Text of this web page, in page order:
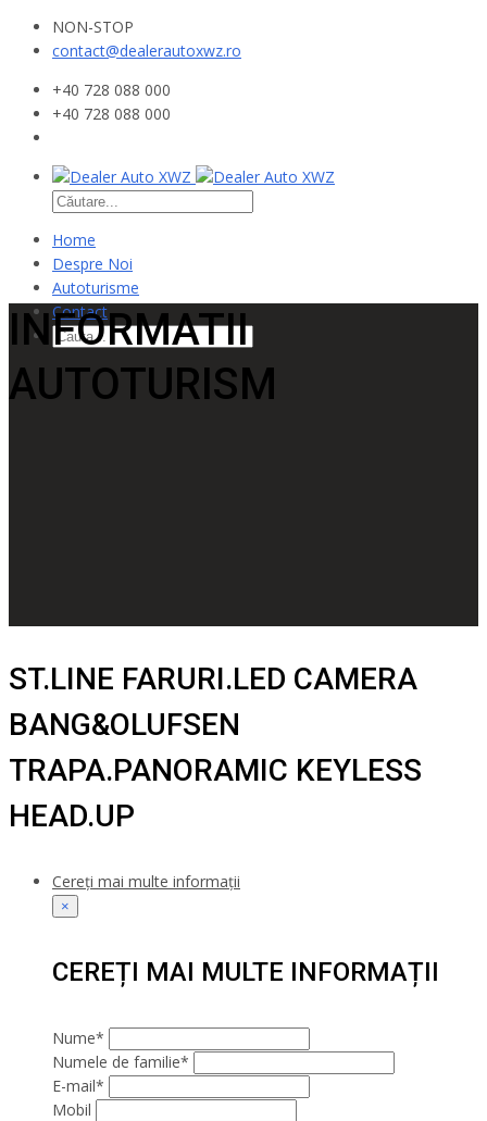
NON-STOP
contact@dealerautoxwz.ro
+40 728 088 000
+40 728 088 000
Home
Despre Noi
Autoturisme
Contact
INFORMATII
AUTOTURISM
ST.LINE FARURI.LED CAMERA
BANG&OLUFSEN
TRAPA.PANORAMIC KEYLESS
HEAD.UP
Cereți mai multe informații
×
CEREȚI MAI MULTE INFORMAȚII
Nume*
Numele de familie*
E-mail*
Mobil